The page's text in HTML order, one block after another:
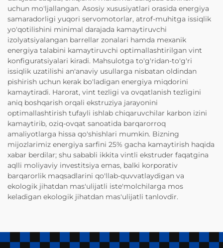
uchun mo'ljallangan. Asosiy xususiyatlari orasida energiya
samaradorligi yuqori servomotorlar, atrof-muhitga issiqlik
yo'qotilishini minimal darajada kamaytiruvchi
izolyatsiyalangan barrellar zonalari hamda mexanik
energiya talabini kamaytiruvchi optimallashtirilgan vint
konfiguratsiyalari kiradi. Mahsulotga to'g'ridan-to'g'ri
issiqlik uzatilishi an'anaviy usullarga nisbatan oldindan
pishirish uchun kerak bo'ladigan energiya miqdorini
kamaytiradi. Harorat, vint tezligi va ovqatlanish tezligini
aniq boshqarish orqali ekstruziya jarayonini
optimallashtirish tufayli ishlab chiqaruvchilar karbon izini
kamaytirib, oziq-ovqat sanoatida barqarorroq
amaliyotlarga hissa qo'shishlari mumkin. Bizning
mijozlarimiz energiya sarfini 25% gacha kamaytirish haqida
xabar berdilar; shu sababli ikkita vintli ekstruder faqatgina
aqlli moliyaviy investitsiya emas, balki korporativ
barqarorlik maqsadlarini qo'llab-quvvatlaydigan va
ekologik jihatdan mas'ulijatli iste'molchilarga mos
keladigan ekologik jihatdan mas'ulijatli tanlovdir.